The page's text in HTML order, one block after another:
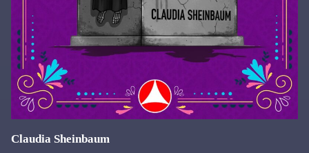
Claudia Sheinbaum